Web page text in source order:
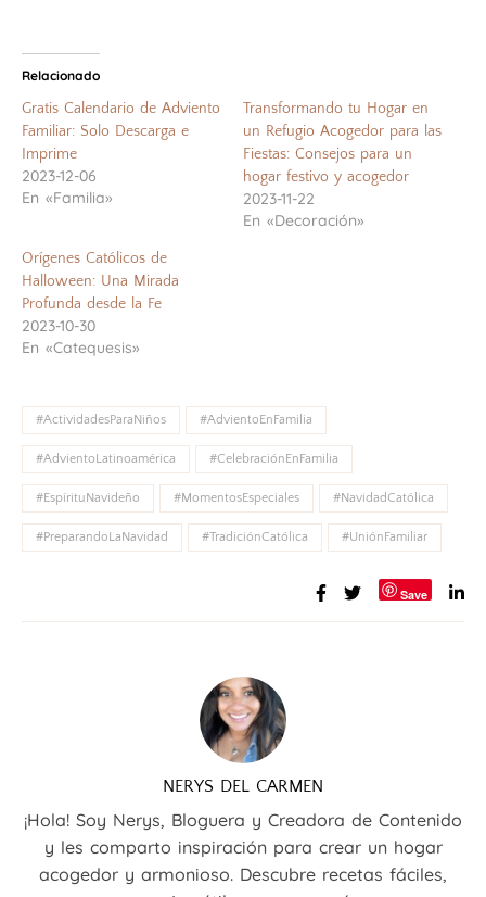
Relacionado
Gratis Calendario de Adviento
Familiar: Solo Descarga e
Imprime
2023-12-06
En «Familia»
Transformando tu Hogar en
un Refugio Acogedor para las
Fiestas: Consejos para un
hogar festivo y acogedor
2023-11-22
En «Decoración»
Orígenes Católicos de
Halloween: Una Mirada
Profunda desde la Fe
2023-10-30
En «Catequesis»
#ActividadesParaNiños #AdvientoEnFamilia
#AdvientoLatinoamérica #CelebraciónEnFamilia
#EspírituNavideño #MomentosEspeciales #NavidadCatólica
#PreparandoLaNavidad #TradiciónCatólica #UniónFamiliar
Save
NERYS DEL CARMEN
¡Hola! Soy Nerys, Bloguera y Creadora de Contenido
y les comparto inspiración para crear un hogar
acogedor y armonioso. Descubre recetas fáciles,